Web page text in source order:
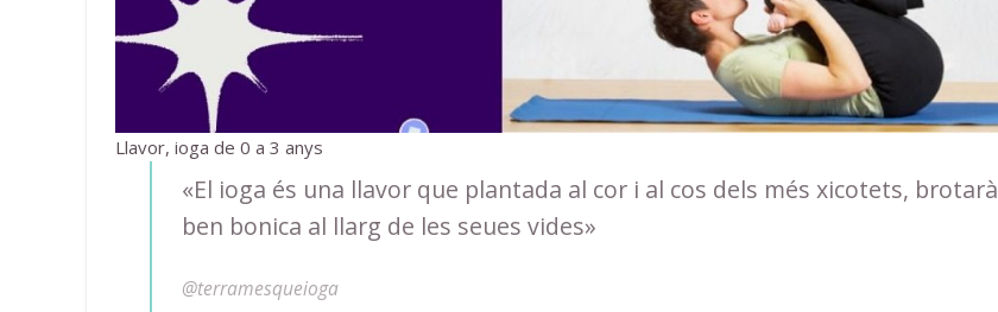
Llavor, ioga de 0 a 3 anys
«El ioga és una llavor que plantada al cor i al cos dels més xicotets, brotarà
ben bonica al llarg de les seues vides»
@terramesqueioga